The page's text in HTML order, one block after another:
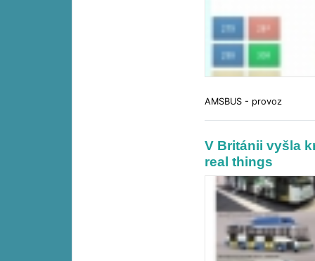
AMSBUS - provoz
V Británii vyšla
real things